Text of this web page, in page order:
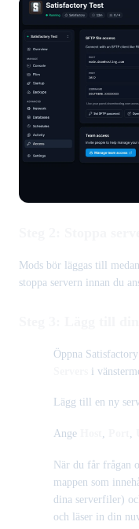
Mods bör läggas till
stoppa servern innan du
Öppna
i
Lägg till en ny
Ange , ,
När du får frågan
mappen som
dina serverfiler)
och läser in din